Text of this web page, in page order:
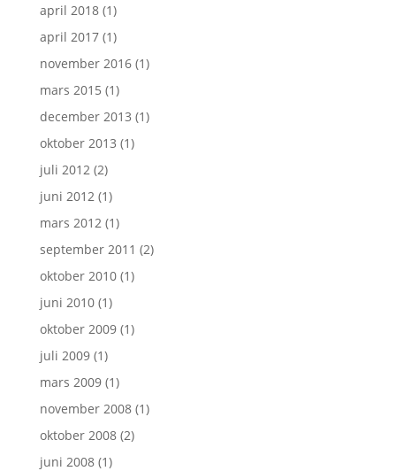
april 2018(1)
april 2017(1)
november 2016(1)
mars 2015 (1)
december 2013 (1)
oktober 2013 (1)
juli 2012(2)
juni 2012(1)
mars 2012(1)
september 2011 (2)
oktober 2010(1)
juni 2010(1)
oktober 2009(1)
juli 2009(1)
mars 2009(1)
november 2008(1)
oktober 2008(2)
juni 2008(1)